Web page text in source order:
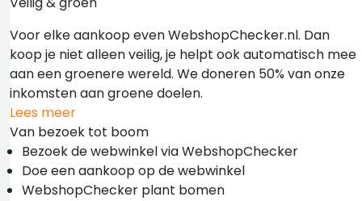
Voor elke aankoop even WebshopChecker.nl. Dan
koop je niet alleen veilig, je helpt ook automatisch mee
aan een groenere wereld. We doneren 50% van onze
inkomsten aan groene doelen.
Lees meer
Van bezoek tot boom
Bezoek de webwinkel via WebshopChecker
Doe een aankoop op de webwinkel
WebshopChecker plant bomen